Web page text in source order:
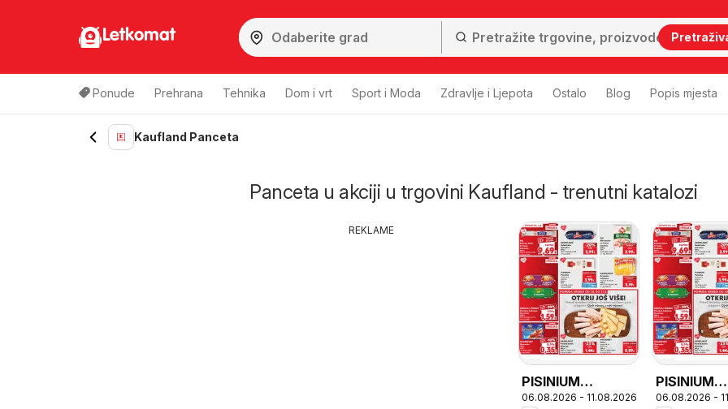
Letkomat
Ponude Prehrana Tehnika Dom i vrt Sport i Moda Zdravlje i Ljepota Ostalo Blog Popis mjesta
Kaufland Panceta
Panceta u akciji u trgovini Kaufland - trenutni katalozi
REKLAME
PISINIUM
Panceta dimljena
06.08.2026 - 11.08.2026
PISINIUM
Panceta
06.08.2026 -